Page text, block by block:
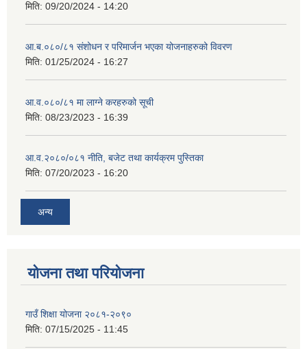
मिति: 09/20/2024 - 14:20
आ.ब.०८०/८१ संशोधन र परिमार्जन भएका योजनाहरुको विवरण
मिति: 01/25/2024 - 16:27
आ.व.०८०/८१ मा लाग्ने करहरुको सूची
मिति: 08/23/2023 - 16:39
आ.व.२०८०/०८१ नीति, बजेट तथा कार्यक्रम पुस्तिका
मिति: 07/20/2023 - 16:20
अन्य
योजना तथा परियोजना
गाउँ शिक्षा योजना २०८१-२०९०
मिति: 07/15/2025 - 11:45